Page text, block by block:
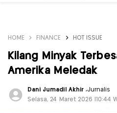
HOME FINANCE HOT ISSUE
Kilang Minyak
Amerika Meledak
Dani Jumadil Akhir ,Jurnalis
Selasa, 24 Maret 2026 |10:44